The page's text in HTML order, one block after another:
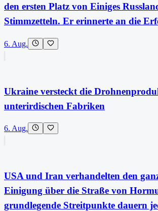
den ersten Platz von Einiges
Stimmzetteln. Er erinnerte an die
6. Aug.
Ukraine versteckt die
unterirdischen Fabriken
6. Aug.
USA und Iran verhandelten den
Einigung über die Straße von
grundlegende Streitpunkte dauern